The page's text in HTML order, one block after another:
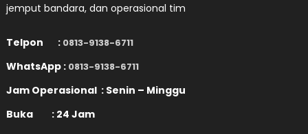
jemput bandara, dan operasional tim
Telpon : 0813-9138-6711
WhatsApp : 0813-9138-6711
Jam Operasional : Senin – Minggu
Buka : 24 Jam